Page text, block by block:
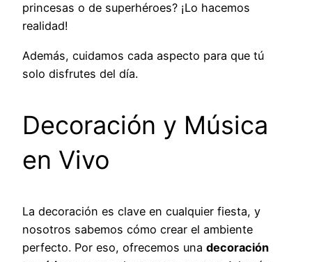
princesas o de superhéroes? ¡Lo hacemos
realidad!
Además, cuidamos cada aspecto para que tú
solo disfrutes del día.
Decoración y Música
en Vivo
La decoración es clave en cualquier fiesta, y
nosotros sabemos cómo crear el ambiente
perfecto. Por eso, ofrecemos una decoración